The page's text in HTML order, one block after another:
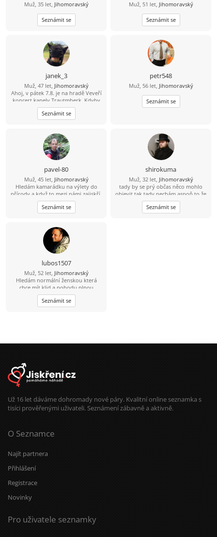
Muž, 35 let, Jihomoravský
Seznámit se
Muž, 51 let, Jihomoravský
Seznámit se
janek_3
Muž, 47 let, Jihomoravský
Ahoj, v pátek 7.8. je na hradě Veveří
koncert kapely Trautmberk. Kdyby
se Ti chtělo, tak mám na Wats Appu
čerstvou fotku :-) 773 908 225 Jan
Seznámit se
petr548
Muž, 56 let, Jihomoravský
Seznámit se
pavel-80
Muž, 45 let, Jihomoravský
Hledám kamarádku na výlety do
přírody a když to mezi námi zajiskří,
tak můžeme zkusit společnou cestu
životem.
Seznámit se
shirokuma
Muž, 32 let, Jihomoravský
tady by se prý občas něco mohlo
objevit tak tady nechám aspoň to že
jsem divná osoba :D
Seznámit se
lubos1507
Muž, 52 let, Jihomoravský
Hledám normální ženskou která
chce mít klid a pohodu plnou
smíchu. Hlavně ať nelže .
Seznámit se
Už 16 let dáváme dohromady nové páry. Kvalitní online seznamka s
tisíci prověřenými uživateli. Seznámení zábavně a aktivně.
O Seznamce
Najít partnera
Přihlášení
Registrace
Novinky
Pro uživatele seznamky